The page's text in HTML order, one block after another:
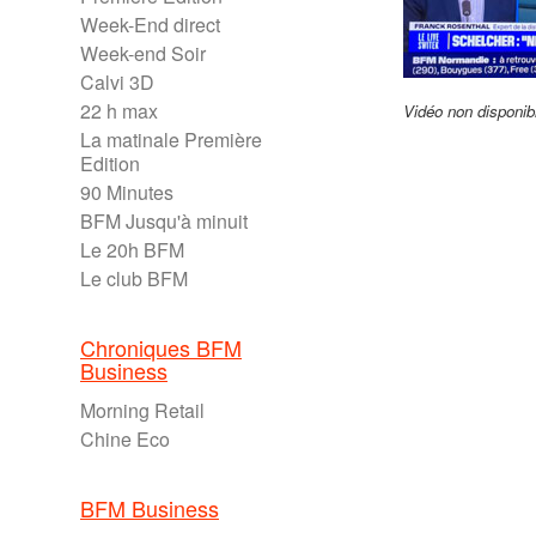
Week-End direct
Week-end Soir
Calvi 3D
22 h max
La matinale Première
Edition
90 Minutes
BFM Jusqu'à minuit
Le 20h BFM
Le club BFM
Chroniques BFM
Business
Morning Retail
Chine Eco
BFM Business
Vidéo non